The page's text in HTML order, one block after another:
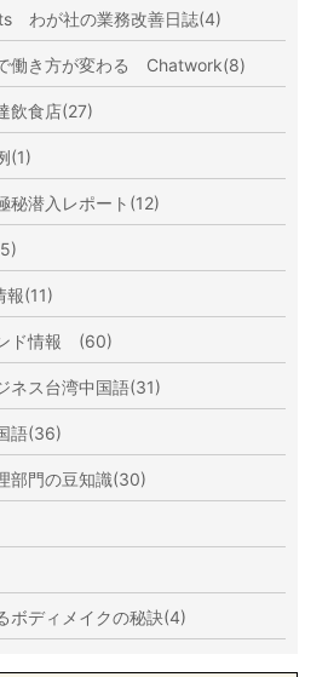
わが社の業務改善日誌(4)
働き方が変わる Chatwork(8)
飲食店(27)
(1)
潜入レポート(12)
報(11)
ド情報 (60)
ネス台湾中国語(31)
語(36)
部門の豆知識(30)
ボディメイクの秘訣(4)